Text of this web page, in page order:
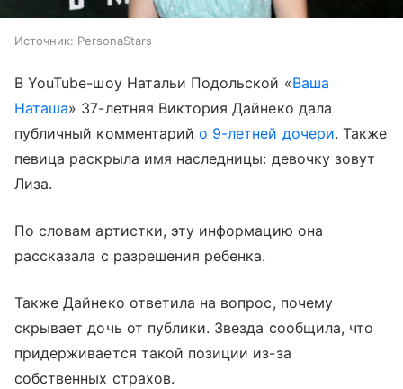
Источник: PersonaStars
В YouTube-шоу Натальи Подольской «Ваша
Наташа» 37-летняя Виктория Дайнеко дала
публичный комментарийо 9-летней дочери. Также
певица раскрыла имя наследницы: девочку зовут
Лиза.
По словам артистки, эту информацию она
рассказала с разрешения ребенка.
Также Дайнеко ответила на вопрос, почему
скрывает дочь от публики. Звезда сообщила, что
придерживается такой позиции из-за
собственных страхов.